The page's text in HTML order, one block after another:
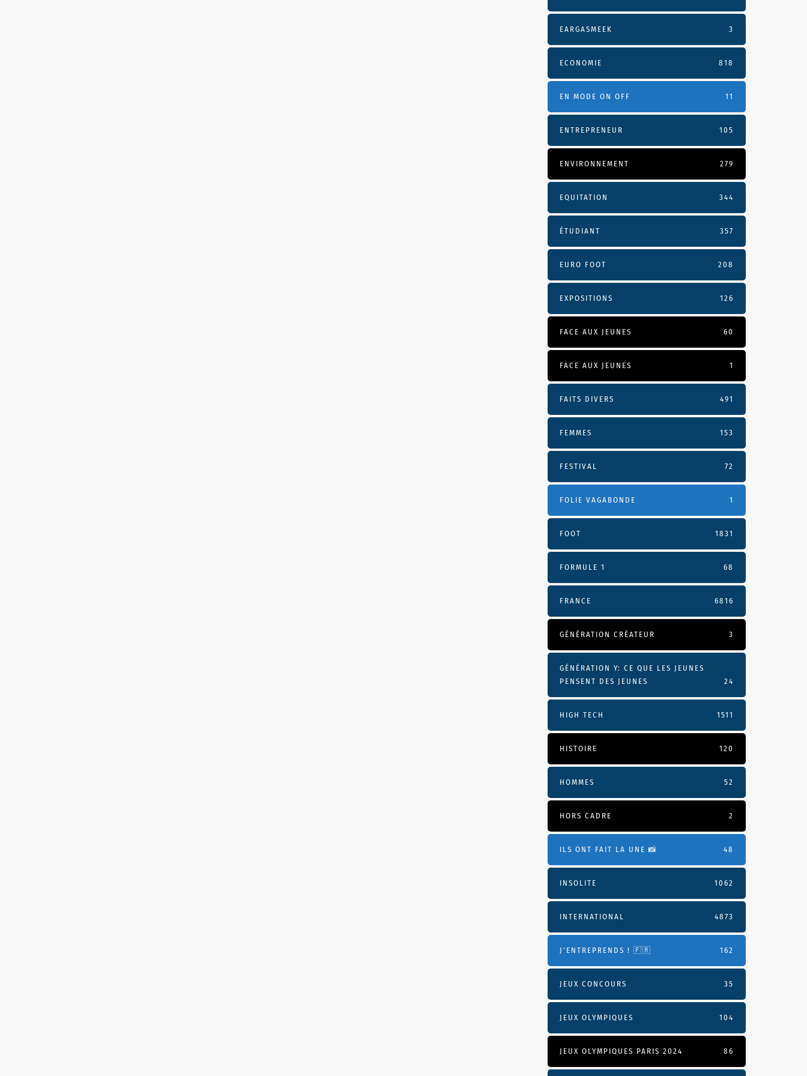
EARGASMEEK 3
ECONOMIE 818
EN MODE ON OFF 11
ENTREPRENEUR 105
ENVIRONNEMENT 279
EQUITATION 344
ÉTUDIANT 357
EURO FOOT 208
EXPOSITIONS 126
FACE AUX JEUNES 60
FACE AUX JEUNES 1
FAITS DIVERS 491
FEMMES 153
FESTIVAL 72
FOLIE VAGABONDE 1
FOOT 1831
FORMULE 1 68
FRANCE 6816
GÉNÉRATION CRÉATEUR 3
GÉNÉRATION Y: CE QUE LES JEUNES
PENSENT DES JEUNES
24
HIGH TECH 1511
HISTOIRE 120
HOMMES 52
HORS CADRE 2
ILS ONT FAIT LA UNE 📸 48
INSOLITE 1062
INTERNATIONAL 4873
J'ENTREPRENDS ! 🇫🇷 162
JEUX CONCOURS 35
JEUX OLYMPIQUES 104
JEUX OLYMPIQUES PARIS 2024 86